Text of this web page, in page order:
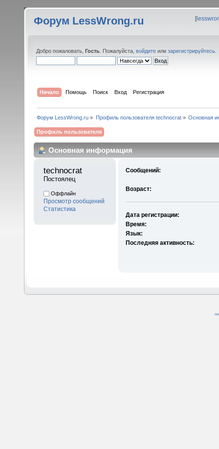
Форум LessWrong.ru [
Добро пожаловать, Гость . Пожалуйста, войдите или зарегистрируйтесь
Начало Помощь Поиск Вход Регистрация
Форум LessWrong.ru » Профиль пользователя technocrat» Основная
Профиль пользователя
Основная информация
technocrat
Постоялец
Оффлайн
Просмотр сообщений
Статистика
Сообщений:
Возраст:
Дата регистрации:
Время:
Язык:
Последняя активность: